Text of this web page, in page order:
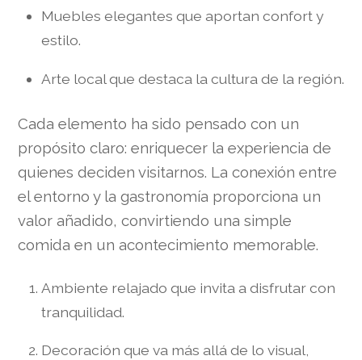
Muebles elegantes que aportan confort y
estilo.
Arte local que destaca la cultura de la región.
Cada elemento ha sido pensado con un
propósito claro: enriquecer la experiencia de
quienes deciden visitarnos. La conexión entre
el entorno y la gastronomía proporciona un
valor añadido, convirtiendo una simple
comida en un acontecimiento memorable.
Ambiente relajado que invita a disfrutar con
tranquilidad.
Decoración que va más allá de lo visual,